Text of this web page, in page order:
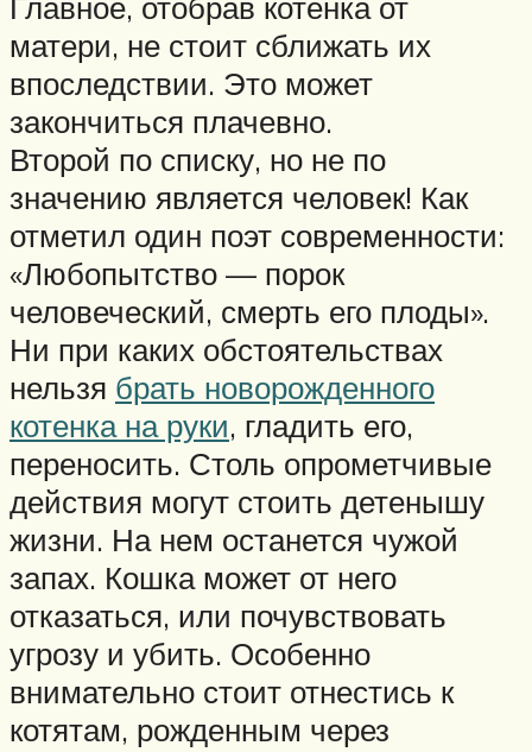
Главное, отобрав котенка от
матери, не стоит сближать их
впоследствии. Это может
закончиться плачевно.
Второй по списку, но не по
значению является человек! Как
отметил один поэт современности:
«Любопытство — порок
человеческий, смерть его плоды».
Ни при каких обстоятельствах
нельзя брать новорожденного
котенка на руки, гладить его,
переносить. Столь опрометчивые
действия могут стоить детенышу
жизни. На нем останется чужой
запах. Кошка может от него
отказаться, или почувствовать
угрозу и убить. Особенно
внимательно стоит отнестись к
котятам, рожденным через